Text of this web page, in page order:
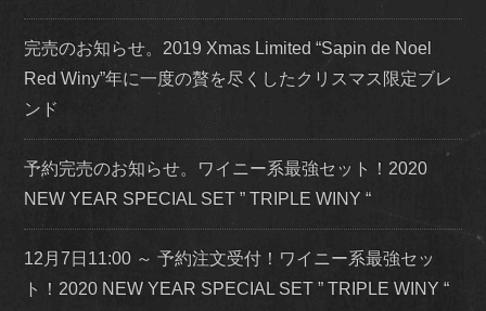
完売のお知らせ。2019 Xmas Limited “Sapin de Noel
Red Winy”年に一度の贅を尽くしたクリスマス限定ブレ
ンド
予約完売のお知らせ。ワイニー系最強セット！2020
NEW YEAR SPECIAL SET ” TRIPLE WINY “
12月7日11:00 ～ 予約注文受付！ワイニー系最強セッ
ト！2020 NEW YEAR SPECIAL SET ” TRIPLE WINY “